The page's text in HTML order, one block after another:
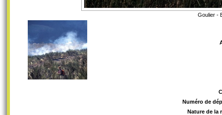
Goulier -
Numéro de
Nature de la